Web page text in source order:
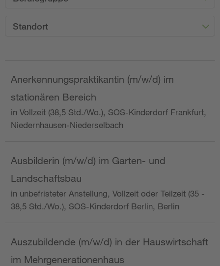
Standort
Anerkennungspraktikantin (m/w/d) im
stationären Bereich
in Vollzeit (38,5 Std./Wo.), SOS-Kinderdorf Frankfurt,
Niedernhausen-Niederselbach
Ausbilderin (m/w/d) im Garten- und
Landschaftsbau
in unbefristeter Anstellung, Vollzeit oder Teilzeit (35 -
38,5 Std./Wo.), SOS-Kinderdorf Berlin, Berlin
Auszubildende (m/w/d) in der Hauswirtschaft
im Mehrgenerationenhaus